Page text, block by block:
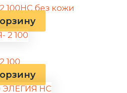
100НС без кожи
100